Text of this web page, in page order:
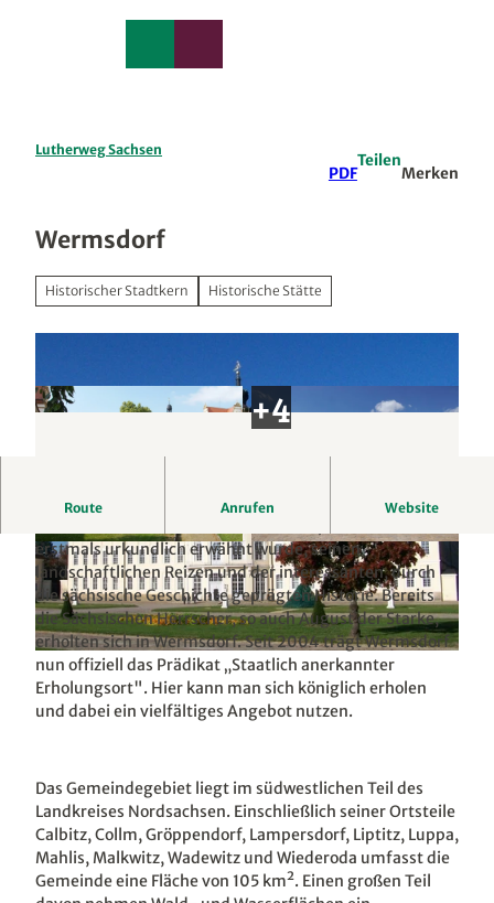
Lutherweg Sachsen
PDF
Teilen
Merken
Wermsdorf
Historischer Stadtkern Historische Stätte
© GV Wermsdorf, LEIPZIG REGION
© GV Wermsdorf, LEIPZIG REGION © Wolfgang Siesing, LEIPZIG REGION
Route Anrufen Website
Die heutige Bekanntheit über die Landesgrenzen
erstmals urkundlich erwähnt wurde, seinen
landschaftlichen Reizen und der interessanten, durch
die sächsische Geschichte geprägten Historie. Bereits
die Sächsischen Herrscher, so auch August der Starke,
erholten sich in Wermsdorf. Seit 2004 trägt Wermsdorf
nun offiziell das Prädikat „Staatlich anerkannter
Erholungsort". Hier kann man sich königlich erholen
und dabei ein vielfältiges Angebot nutzen.
Das Gemeindegebiet liegt im südwestlichen Teil des
Landkreises Nordsachsen. Einschließlich seiner Ortsteile
Calbitz, Collm, Gröppendorf, Lampersdorf, Liptitz, Luppa,
Mahlis, Malkwitz, Wadewitz und Wiederoda umfasst die
Gemeinde eine Fläche von 105 km². Einen großen Teil